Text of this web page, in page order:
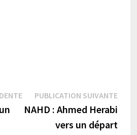
Publication
précédente :
PUBLICATION SUIVANTE
NAHD : Ahmed Herabi
vers un départ